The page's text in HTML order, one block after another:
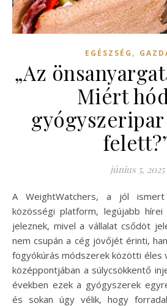
EGÉSZSÉG ,
„Az
Miért
június 5, 2025
A WeightWatchers, a jól ismert diétás program és
közösségi platform, legújabb
jeleznek, mivel a vállalat csődöt
nem csupán a cég jövőjét érinti,
fogyókúrás módszerek közötti éles
középpontjában a súlycsökkentő
években ezek a gyógyszerek
és sokan úgy vélik, hogy